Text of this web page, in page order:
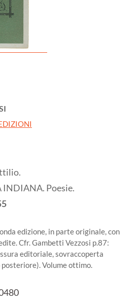
INDIANA. Poesie.
edizione, in parte originale, con
Cfr. Gambetti Vezzosi p.87:
editoriale, sovraccoperta
Volume ottimo.